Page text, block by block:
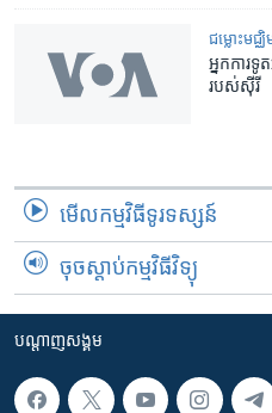
ជម្លោះមជ្ឈិ
អ្នកការទូ
របស់​ស៊ីរី
មើល​កម្មវិធី​ទូរទស្សន៍
ចុចស្តាប់កម្មវិធីវិទ្យុ
បណ្តាញ​សង្គម